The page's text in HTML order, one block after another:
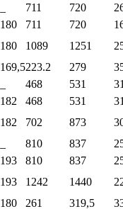
711 720
180 711 720
180 1089 1251
169,5223.2 279
468 531
182 468 531
182 702 873
810 837
193 810 837
193 1242 1440
180 261 319,5